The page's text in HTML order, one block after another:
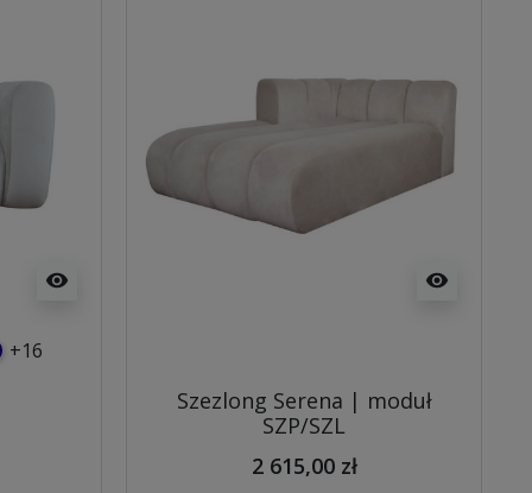
visibility
+16
visibility
Szezlong Serena | moduł
SZP/SZL
2 615,00 zł